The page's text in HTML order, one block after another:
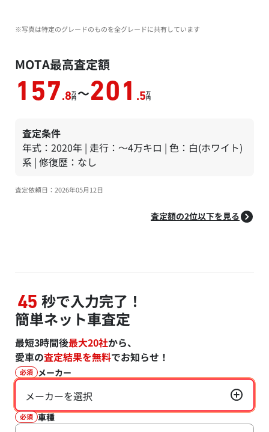
※写真は特定のグレードのものを全グレードに共有しています
MOTA最高査定額
157 .8万
円 ～201 .5万
円
査定条件
年式：2020年 | 走行：～4万キロ | 色：白(ホワイト)
系 | 修復歴：なし
査定依頼日：2026年05月12日
査定額の2位以下を見る
45 秒で入力完了！
簡単ネット車査定
最短3時間後最大20社から、
愛車の査定結果を無料でお知らせ！
必須 メーカー
メーカーを選択
必須 車種